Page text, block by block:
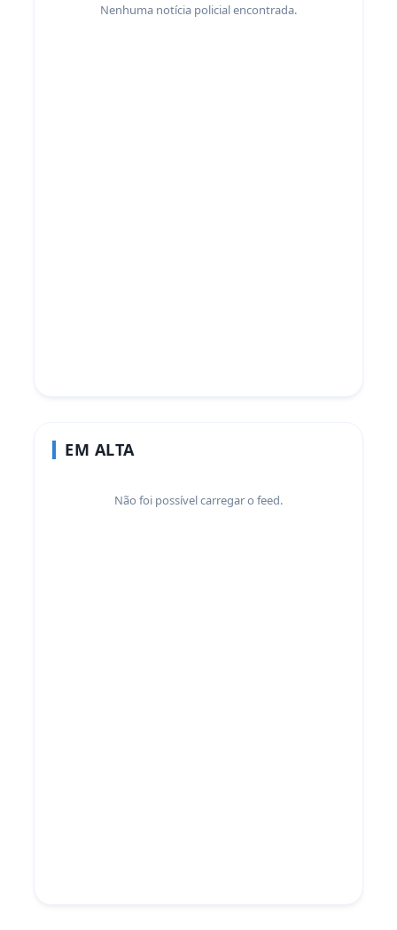
Nenhuma notícia policial encontrada.
EM ALTA
Não foi possível carregar o feed.